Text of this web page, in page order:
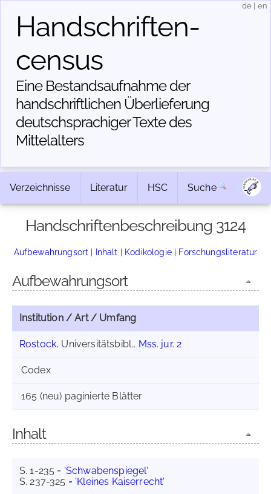
Handschriften­
census
Eine Bestandsaufnahme der
handschriftlichen Über­lieferung
deutschsprachiger Texte des
Mittelalters
de en
Verzeichnisse Literatur HSC Suche
Handschriftenbeschreibung 3124
Aufbewahrungsort | Inhalt | Kodikologie| Forschungsliteratur
Aufbewahrungsort
Institution / Art / Umfang
Rostock, Universitätsbibl., Mss. jur. 2
Codex
165 (neu) paginierte Blätter
Inhalt
S. 1-235 = 'Schwabenspiegel'
S. 237-325 = 'Kleines Kaiserrecht'